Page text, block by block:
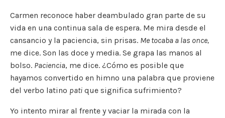
Carmen reconoce haber deambulado gran parte de su
vida en una continua sala de espera. Me mira desde el
cansancio y la paciencia, sin prisas. Me tocaba a las once,
me dice. Son las doce y media. Se grapa las manos al
bolso. Paciencia, me dice. ¿Cómo es posible que
hayamos convertido en himno una palabra que proviene
del verbo latino pati que significa sufrimiento?
Yo intento mirar al frente y vaciar la mirada con la